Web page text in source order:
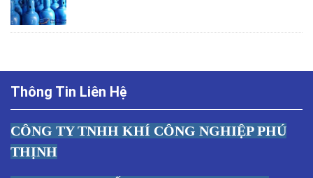
Thông Tin Liên Hệ
CÔNG TY TNHH KHÍ CÔNG NGHIỆP PHÚ
THỊNH